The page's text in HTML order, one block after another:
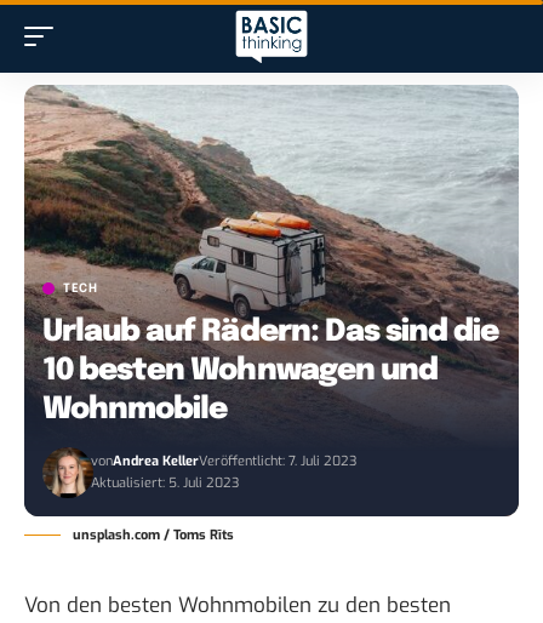
TECH
Urlaub auf Rädern: Das sind die
10 besten Wohnwagen und
Wohnmobile
vonAndrea KellerVeröffentlicht: 7. Juli 2023
Aktualisiert: 5. Juli 2023
unsplash.com / Toms Rīts
Von den besten Wohnmobilen zu den besten